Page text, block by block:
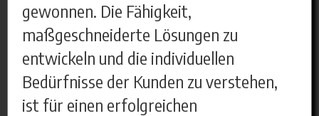
gewonnen. Die Fähigkeit,
maßgeschneiderte Lösungen zu
entwickeln und die individuellen
Bedürfnisse der Kunden zu verstehen,
ist für einen erfolgreichen